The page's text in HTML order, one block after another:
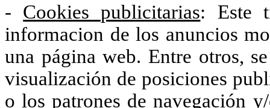
- Cookies publicitarias: Este
informacion de los anuncios
una página web. Entre otros,
visualización de posiciones
o los patrones de navegación